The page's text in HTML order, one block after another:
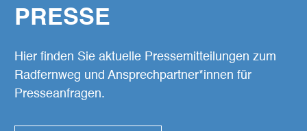
PRESSE
Hier finden Sie aktuelle Pressemitteilungen zum
Radfernweg und Ansprechpartner*innen für
Presseanfragen.